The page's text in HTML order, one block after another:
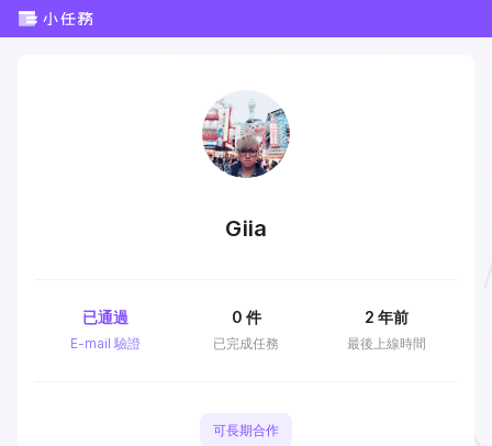
Giia
E-mail 驗證
已通過
已完成任務
0 件
最後上線時間
2 年前
可長期合作